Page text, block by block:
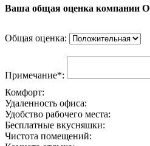
Ваша общая оценка компании
Общая оценка:
Примечание*:
Комфорт:
Удаленность офиса:
Удобство рабочего места:
Бесплатные вкусняшки:
Чистота помещений: